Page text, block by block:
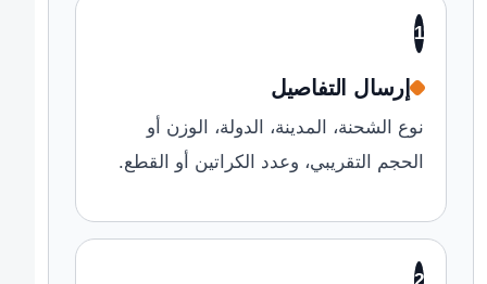
1
إرسال التفاصيل
نوع الشحنة، المدينة، الدولة، الوزن أو
الحجم التقريبي، وعدد الكراتين أو القطع.